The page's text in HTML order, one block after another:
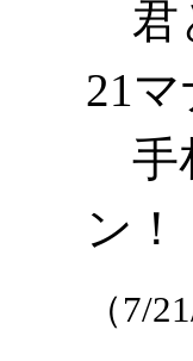
君
21マ
手
ン
（7/